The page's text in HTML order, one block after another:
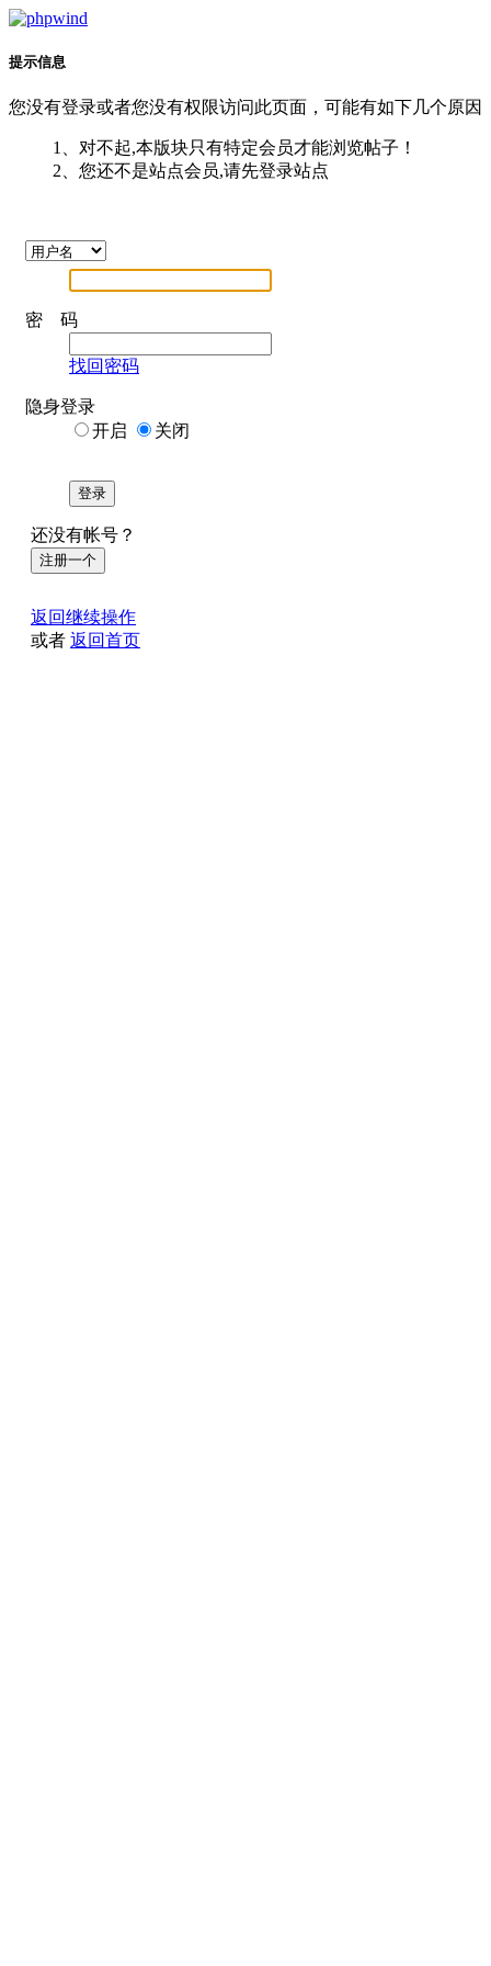
提示信息
您没有登录或者您没有权限访问此页面，可能有如下几个原因
1、对不起,本版块只有特定会员才能浏览帖子！
2、您还不是站点会员,请先登录站点
密 码
找回密码
隐身登录
开启
关闭
登录
还没有帐号？
注册一个
返回继续操作
或者 返回首页